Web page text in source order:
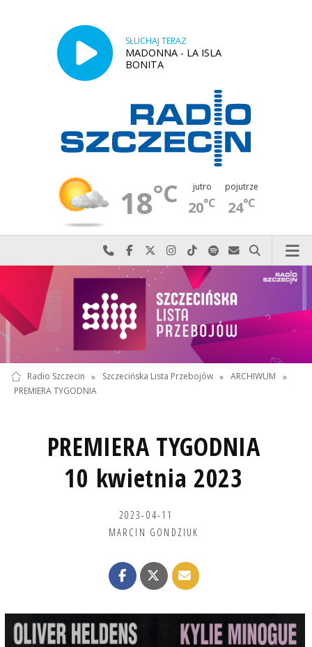
SŁUCHAJ TERAZ
MADONNA - LA ISLA
BONITA
18°C jutro
20°C
pojutrze
24°C
Najlepiej po prostu do nas zadzwoń
Odwiedź nas na Facebook-u
Odwiedź nas na X
Odwiedź nas na Instagram-ie
Odwiedź nas na TikTok-u
Szukaj nas na Spotify
Wyślij do nas
Szukaj
Radio Szczecin » Szczecińska Lista Przebojów » ARCHIWUM
»
PREMIERA TYGODNIA
PREMIERA TYGODNIA
10 kwietnia 2023
2023-04-11
MARCIN GONDZIUK